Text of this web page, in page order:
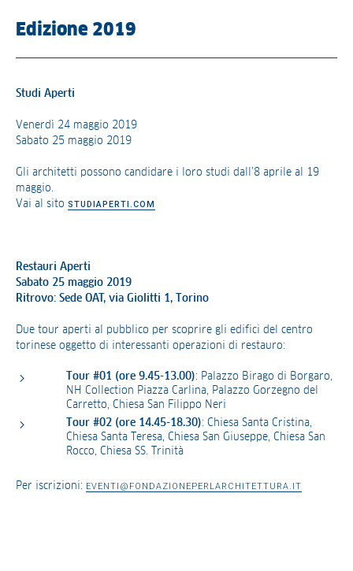
Edizione 2019
Studi Aperti
Venerdì 24 maggio 2019
Sabato 25 maggio 2019
Gli architetti possono candidare i loro studi dall’8 aprile al 19
maggio.
Vai al sito STUDIAPERTI.COM
Restauri Aperti
Sabato 25 maggio 2019
Ritrovo: Sede OAT, via Giolitti 1, Torino
Due tour aperti al pubblico per scoprire gli edifici del centro
torinese oggetto di interessanti operazioni di restauro:
Tour #01 (ore 9.45-13.00): Palazzo Birago di Borgaro,
NH Collection Piazza Carlina, Palazzo Gorzegno del
Carretto, Chiesa San Filippo Neri
Tour #02 (ore 14.45-18.30): Chiesa Santa Cristina,
Chiesa Santa Teresa, Chiesa San Giuseppe, Chiesa San
Rocco, Chiesa SS. Trinità
Per iscrizioni: EVENTI@FONDAZIONEPERLARCHITETTURA.IT